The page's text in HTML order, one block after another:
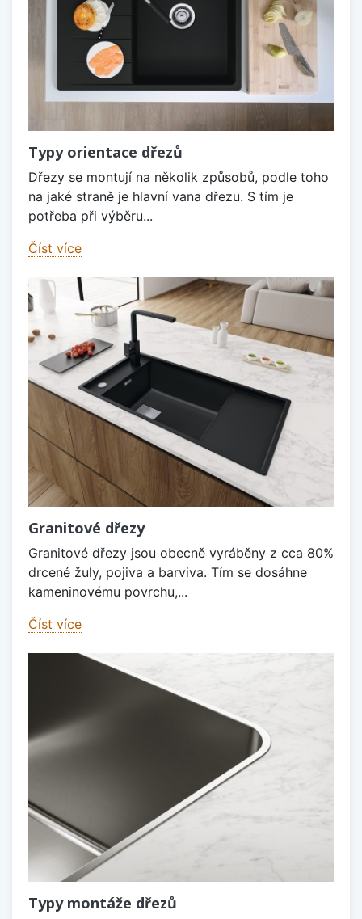
Typy orientace dřezů
Dřezy se montují na několik způsobů, podle toho
na jaké straně je hlavní vana dřezu. S tím je
potřeba při výběru...
Číst více
Granitové dřezy
Granitové dřezy jsou obecně vyráběny z cca 80%
drcené žuly, pojiva a barviva. Tím se dosáhne
kameninovému povrchu,...
Číst více
Typy montáže dřezů